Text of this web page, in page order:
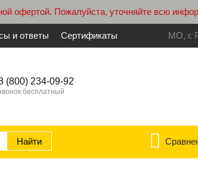
офертой. Пожалуйста, уточняйте всю
и ответы Сертификаты МО, г.
(800) 234-09-92
бесплатный